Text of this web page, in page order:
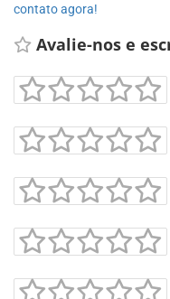
contato agora!
Avalie-nos e